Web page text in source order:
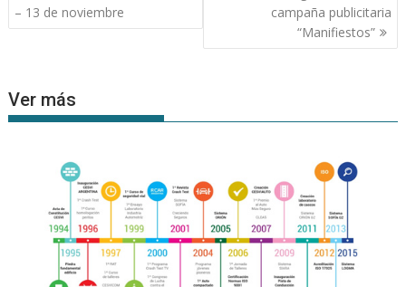
de
entradas
– 13 de noviembre
campaña publicitaria
“Manifiestos”
Ver más